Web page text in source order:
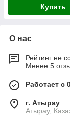
Купить
О нас
Рейтинг не
Менее 5
Работает с
г. Атырау
Атырау,